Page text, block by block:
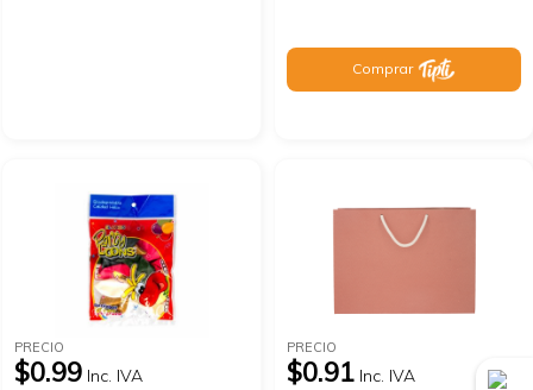
Comprar
PRECIO
$0.99 Inc. IVA
PRECIO
$0.91 Inc. IVA